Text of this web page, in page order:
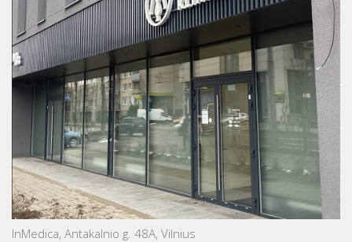
InMedica, Antakalnio g. 48A, Vilnius